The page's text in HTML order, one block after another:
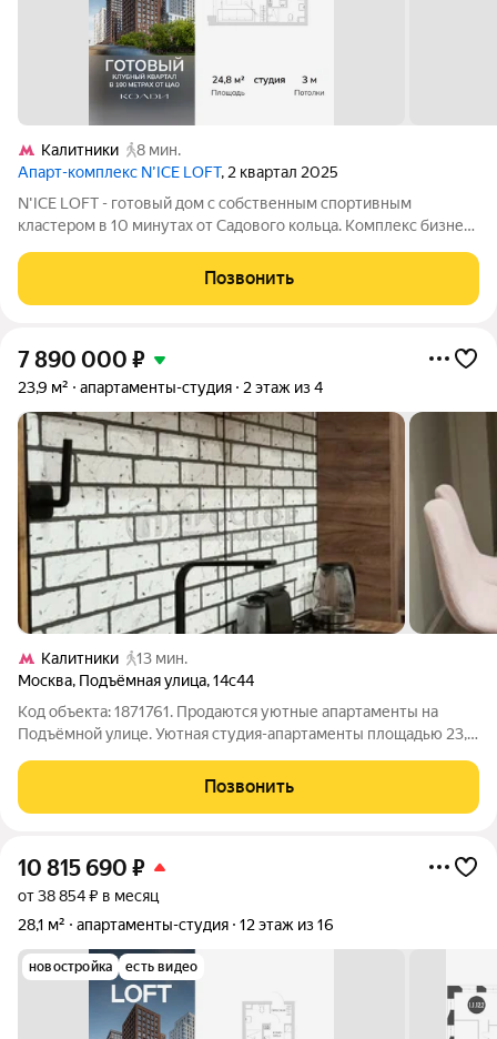
Калитники
8 мин.
Апарт-комплекс N’ICE LOFT, 2 квартал 2025
N'ICE LOFT - готовый дом с собственным спортивным
кластером в 10 минутах от Садового кольца. Комплекс бизнес-
компания КОЛДИ, представляет собой знаковое жилое
пространство, на территории которого
Позвонить
7 890 000 ₽
23,9 м² апартаменты-студия 2 этаж из 4
Калитники
13 мин.
Москва, Подъёмная улица,14с44
Код объекта: 1871761. Продаются уютные апартаменты на
Подъёмной улице. Уютная студия-апартаменты площадью 23,9
Подъёмная улица, 14с44. Этот вариант идеально подойдёт для
молодых специалистов,
Позвонить
10 815 690 ₽
от 38 854 ₽ в месяц
28,1 м²
апартаменты-студия 12 этаж из 16
новостройка есть видео